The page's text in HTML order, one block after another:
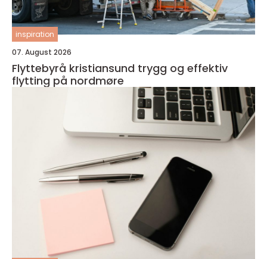
inspiration
07. August 2026
Flyttebyrå kristiansund trygg og effektiv
flytting på nordmøre